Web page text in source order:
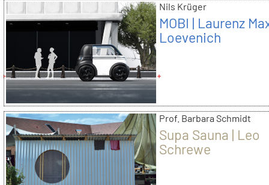
Nils Krüger
MOBI | Laurenz
Loevenich
Prof. Barbara Schmidt
Supa Sauna | Leo
Schrewe